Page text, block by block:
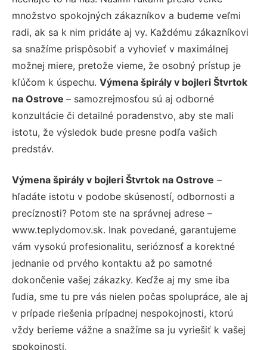
množstvo spokojných zákazníkov a budeme veľmi
radi, ak sa k nim pridáte aj vy. Každému zákazníkovi
sa snažíme prispôsobiť a vyhovieť v maximálnej
možnej miere, pretože vieme, že osobný prístup je
kľúčom k úspechu. Výmena špirály v bojleri Štvrtok
na Ostrove – samozrejmosťou sú aj odborné
konzultácie či detailné poradenstvo, aby ste mali
istotu, že výsledok bude presne podľa vašich
predstáv.
Výmena špirály v bojleri Štvrtok na Ostrove –
hľadáte istotu v podobe skúseností, odbornosti a
precíznosti? Potom ste na správnej adrese –
www.teplydomov.sk. Inak povedané, garantujeme
vám vysokú profesionalitu, serióznosť a korektné
jednanie od prvého kontaktu až po samotné
dokončenie vašej zákazky. Keďže aj my sme iba
ľudia, sme tu pre vás nielen počas spolupráce, ale aj
v prípade riešenia prípadnej nespokojnosti, ktorú
vždy berieme vážne a snažíme sa ju vyriešiť k vašej
spokojnosti.